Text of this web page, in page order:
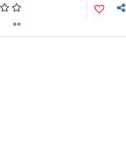
00